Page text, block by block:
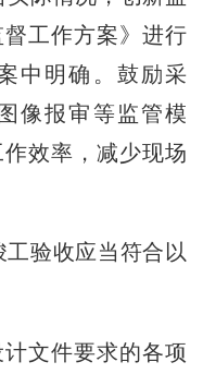
工作方案》进行
中明确。鼓励采
像报审等监管模
效率，减少现场
验收应当符合以
文件要求的各项